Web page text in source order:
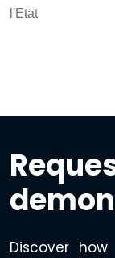
l'Etat
Discover